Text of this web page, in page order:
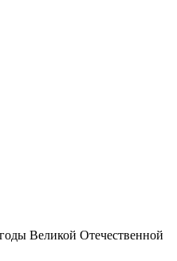
Великой Отечественной